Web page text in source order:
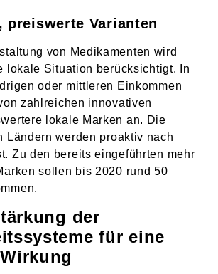
preiswerte Varianten
von Medikamenten wird
lokale Situation berücksichtigt. In
oder mittleren Einkommen
zahlreichen innovativen
lokale Marken an. Die
Ländern werden proaktiv nach
Zu den bereits eingeführten mehr
sollen bis 2020 rund 50
der
für eine